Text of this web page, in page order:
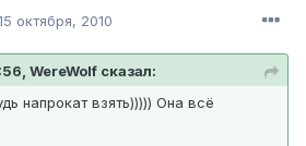
октября, 2010
WereWolf сказал:
напрокат взять))))) Она всё